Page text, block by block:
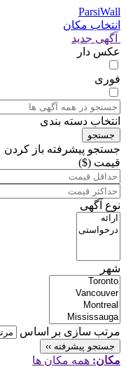
ParsiWall
انتخاب مکان
آگهی جدید
عکس دار
فوری
انتخاب دسته بندی
جستجو
جستجو پیشرفته باز کردن
قیمت ($)
نوع آگهی
شهر
مرتب سازی بر اساس
جستجو پیشرفته ››
مکان: همه مکان ها